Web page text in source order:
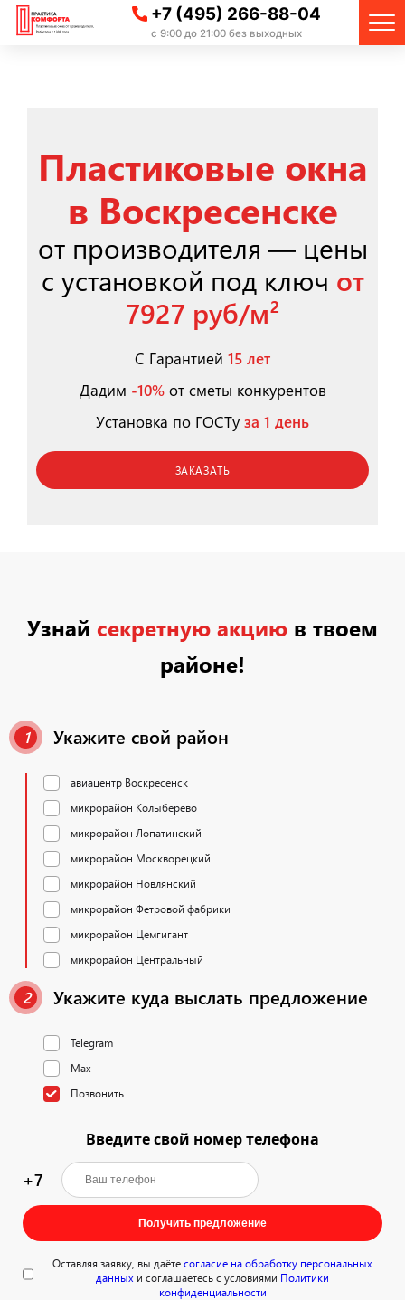
+7 (495) 266-88-04
с 9:00 до 21:00 без выходных
Пластиковые окна
в Воскресенске
от производителя — цены
с установкой под ключ от
7927 руб/м²
С Гарантией 15 лет
Дадим -10%от сметы конкурентов
Установка по ГОСТу за 1 день
ЗАКАЗАТЬ
Узнай секретную акцию в твоем
районе!
1 Укажите свой район
авиацентр Воскресенск
микрорайон Колыберево
микрорайон Лопатинский
микрорайон Москворецкий
микрорайон Новлянский
микрорайон Фетровой фабрики
микрорайон Цемгигант
микрорайон Центральный
2 Укажите куда выслать предложение
Telegram
Max
Позвонить
Введите свой номер телефона
+7
Получить предложение
Оставляя заявку, вы даётесогласие на обработку персональных
данных и соглашаетесь с условиями Политики
конфиденциальности